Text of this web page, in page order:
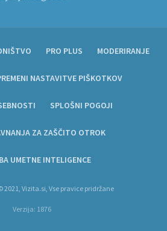
PRO PLUS MODERIRANJE
NASTAVITVE PIŠKOTKOV
SPLOŠNI POGOJI
ZA ZAŠČITO OTROK
UMETNE INTELIGENCE
2021, Vizita.si, Vse pravice pridržane
Verzija: 1876